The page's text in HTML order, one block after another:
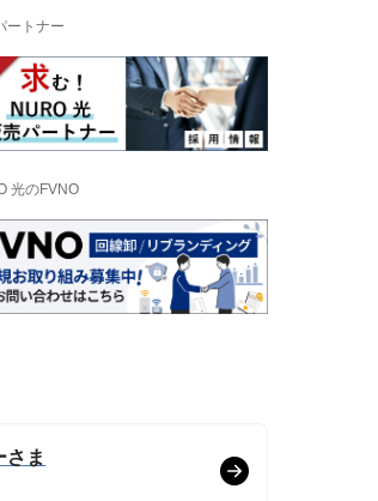
ートナー
光のFVNO
さま